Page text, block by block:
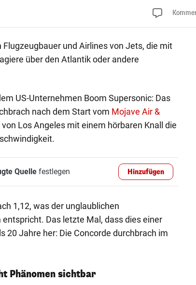
und Airlines von Jets, die mit
über den Atlantik oder andere
US-Unternehmen Boom Supersonic: Das
nach dem Start vom Mojave Air &
Los Angeles mit einem hörbaren Knall die
Quellefestlegen Hinzufügen
1,12, was der unglaublichen
Das letzte Mal, dass dies einer
20 Jahre her: Die Concorde durchbrach im
Phänomen sichtbar